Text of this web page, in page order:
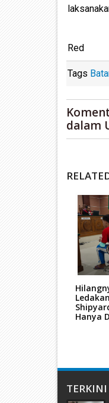
Red
Tags
dalam
Hanya
TERKINI